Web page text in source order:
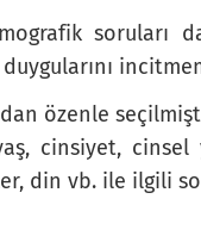
soruları
özenle
cinsiyet,
din vb. ile ilgili